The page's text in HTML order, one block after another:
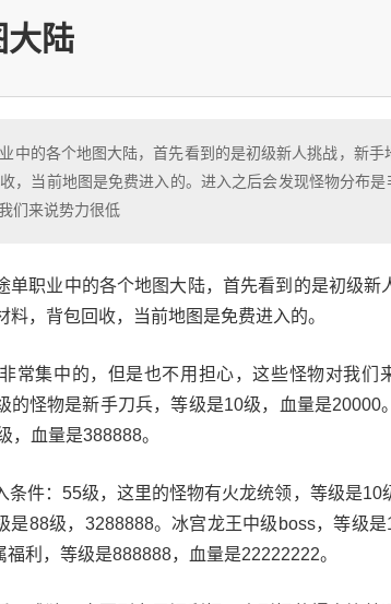
大陆
中的各个地图大陆，首先看到的是初级新人挑战，新手
，当前地图是免费进入的。进入之后会发现怪物分布是
们来说势力很低
单职业中的各个地图大陆，首先看到的是初级新
，背包回收，当前地图是免费进入的。
常集中的，但是也不用担心，这些怪物对我们
的怪物是新手刀兵，等级是10级，血量是20000
，血量是388888。
条件：55级，这里的怪物有火龙统领，等级是10
是88级，3288888。冰宫龙王中级boss，等级是
利，等级是888888，血量是22222222。